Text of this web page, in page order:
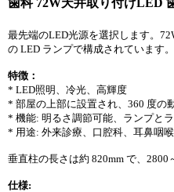
歯科 72W天井取り付けLED
最先端のLED光源を選択します。
の LED ランプで構成されています
特徴：
* LED照明、冷光、高輝度
* 部屋の上部に設置され、360 度の
* 機能: 明るさ調節可能、ランプと
* 用途: 外来診療、口腔科、耳鼻咽
垂直柱の長さは約 820mm で、
仕様: